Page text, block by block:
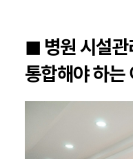
◼︎ 병원 시설관
통합해야 하는